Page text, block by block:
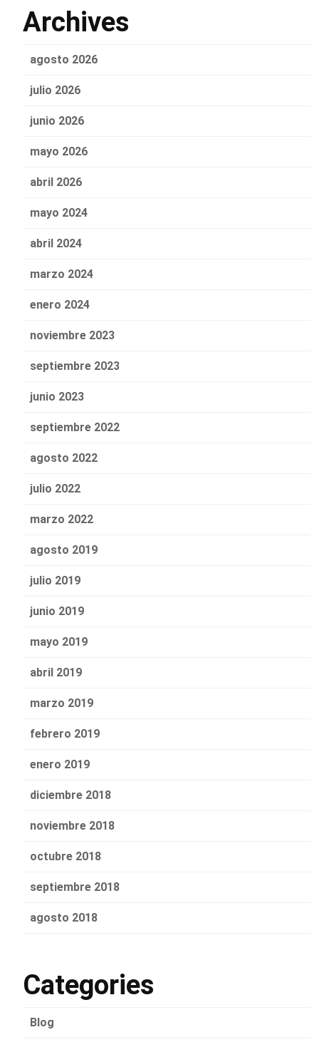
Archives
agosto 2026
julio 2026
junio 2026
mayo 2026
abril 2026
mayo 2024
abril 2024
marzo 2024
enero 2024
noviembre 2023
septiembre 2023
junio 2023
septiembre 2022
agosto 2022
julio 2022
marzo 2022
agosto 2019
julio 2019
junio 2019
mayo 2019
abril 2019
marzo 2019
febrero 2019
enero 2019
diciembre 2018
noviembre 2018
octubre 2018
septiembre 2018
agosto 2018
Categories
Blog